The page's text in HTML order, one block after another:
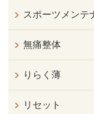
スポーツメンテ
無痛整体
りらく薄
リセット